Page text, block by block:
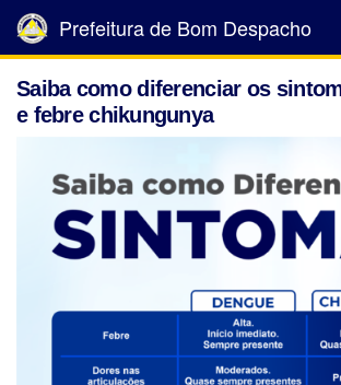
Prefeitura de Bom Despacho
Saiba como diferenciar os
e febre chikungunya